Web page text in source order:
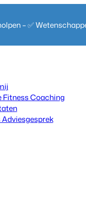
– ✅
Fitness Coaching